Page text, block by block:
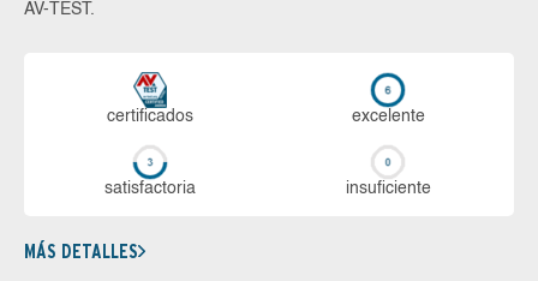
AV-TEST.
certi­ficados ex­ce­len­te
sa­tis­fac­to­ria in­su­fi­cien­te
MÁS DETALLES